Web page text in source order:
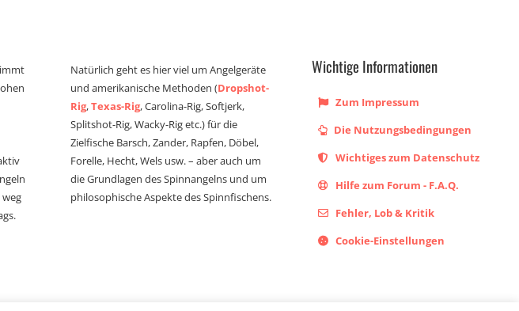
Natürlich geht es hier viel um Angelgeräte
und amerikanische Methoden (Dropshot-
Rig,Texas-Rig, Carolina-Rig, Softjerk,
Splitshot-Rig, Wacky-Rig etc.) für die
Zielfische Barsch, Zander, Rapfen, Döbel,
Forelle, Hecht, Wels usw. – aber auch um
die Grundlagen des Spinnangelns und um
philosophische Aspekte des Spinnfischens.
Wichtige Informationen
Zum Impressum
Die Nutzungsbedingungen
Wichtiges zum Datenschutz
Hilfe zum Forum - F.A.Q.
Fehler, Lob & Kritik
Cookie-Einstellungen